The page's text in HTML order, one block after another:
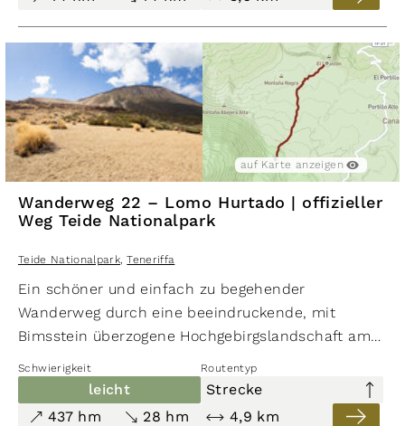
Kanarienvogel oder die Afrikanische Blaumeise
auf Karte anzeigen
Wanderweg 22 – Lomo Hurtado | offizieller
Weg Teide Nationalpark
Teide Nationalpark, Teneriffa
Ein schöner und einfach zu begehender
Wanderweg durch eine beeindruckende, mit
Bimsstein überzogene Hochgebirgslandschaft am
Ausblicken auf das rötliche Felsmassiv des La
Fortaleza. Fast entlang der gesamten Route hat
Schwierigkeit Routentyp
leicht
Strecke
437 hm
28 hm 4,9 km